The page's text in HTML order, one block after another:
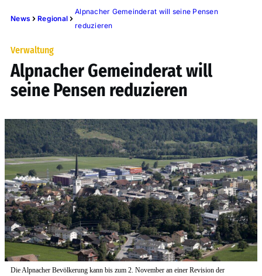
News Regional
Alpnacher Gemeinderat will seine Pensen
reduzieren
Verwaltung
Alpnacher Gemeinderat will
seine Pensen reduzieren
Die Alpnacher Bevölkerung kann bis zum 2. November an einer Revision der